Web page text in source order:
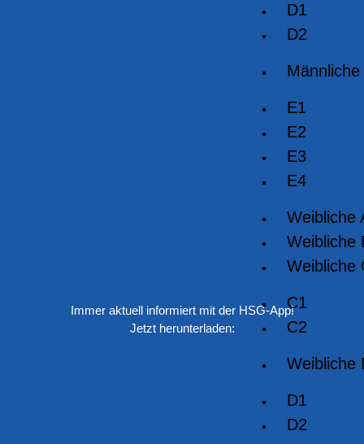
D1
D2
E1
E2
E3
E4
Weibliche
Weibliche
Weibliche
C1
C2
Weibliche
D1
D2
Immer aktuell informiert mit der HSG-App!
Jetzt herunterladen: